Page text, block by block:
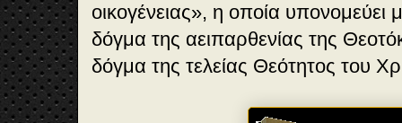
οικογένειας», η οποία υπονομεύει
δόγμα της αειπαρθενίας της
δόγμα της τελείας Θεότητος του